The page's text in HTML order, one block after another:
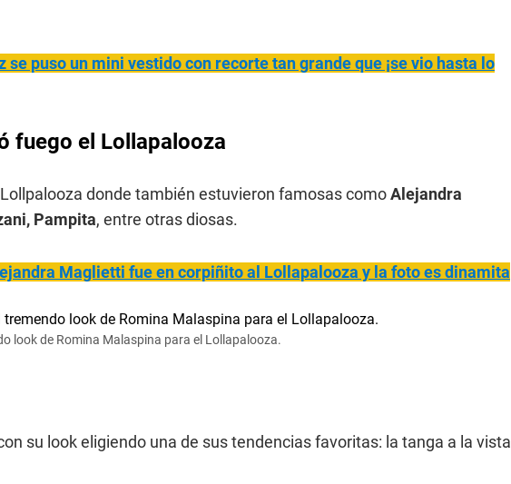
se puso un mini vestido con recorte tan grande que ¡se vio hasta lo
fuego el Lollapalooza
donde también estuvieron famosas comoAlejandra
Pampita, entre otras diosas.
dra Maglietti fue en corpiñito al Lollapalooza y la foto es dinamita
look de Romina Malaspina para el Lollapalooza.
su look eligiendo una de sus tendencias favoritas: la tanga a la vista